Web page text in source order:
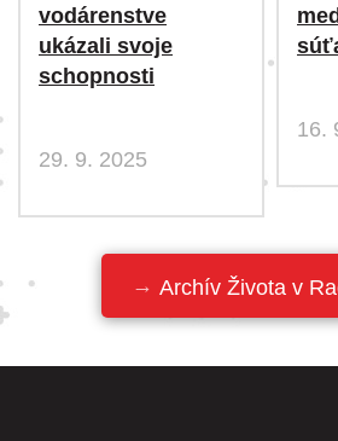
vodárenstve
ukázali svoje
schopnosti
29. 9. 2025
16.
Archív Života v